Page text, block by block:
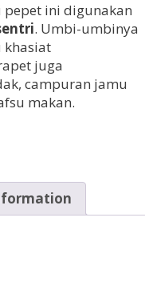
ini digunakan
. Umbi-umbinya
khasiat
juga
campuran jamu
makan.